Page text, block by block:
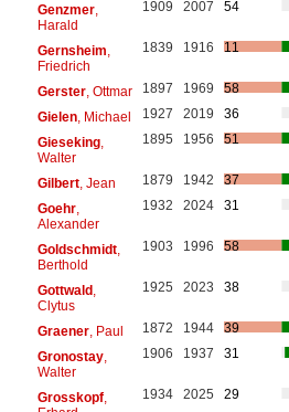
Genzmer,
Harald
1909 2007 54
Gernsheim
Friedrich
1839 1916 11
Gerster, Ottmar 1897 1969
58
Gielen, Michael 1927 2019
36
Gieseking,
Walter
1895 1956 51
Gilbert, Jean 1879 1942
37
Goehr,
Alexander
1932 2024 31
Goldschmidt,
Berthold
1903 1996 58
Gottwald,
Clytus
1925 2023 38
Graener, Paul 1872 1944
39
Gronostay,
Walter
1906 1937 31
Grosskopf,
1934 2025 29